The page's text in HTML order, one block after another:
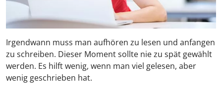
Irgendwann muss man aufhören zu lesen und anfangen
zu schreiben. Dieser Moment sollte nie zu spät gewählt
werden. Es hilft wenig, wenn man viel gelesen, aber
wenig geschrieben hat.